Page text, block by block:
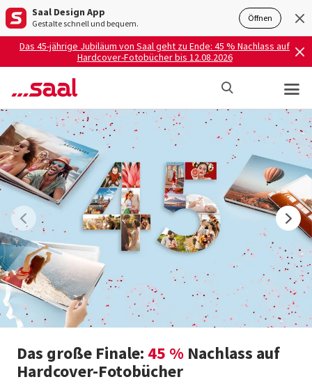
Saal Design App
Gestalte schnell und bequem. Öffnen
Das 45-jährige Jubiläum von Saal geht zu Ende: 45 % Nachlass auf
Hardcover-Fotobücher bis 12.08.2026
Das große Finale: 45 % Nachlass auf
Hardcover-Fotobücher